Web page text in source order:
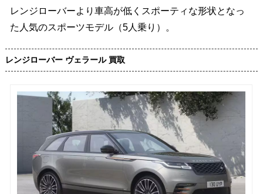
レンジローバーより車高が低くスポーティな形状となっ
た人気のスポーツモデル（5人乗り）。
レンジローバー ヴェラール 買取